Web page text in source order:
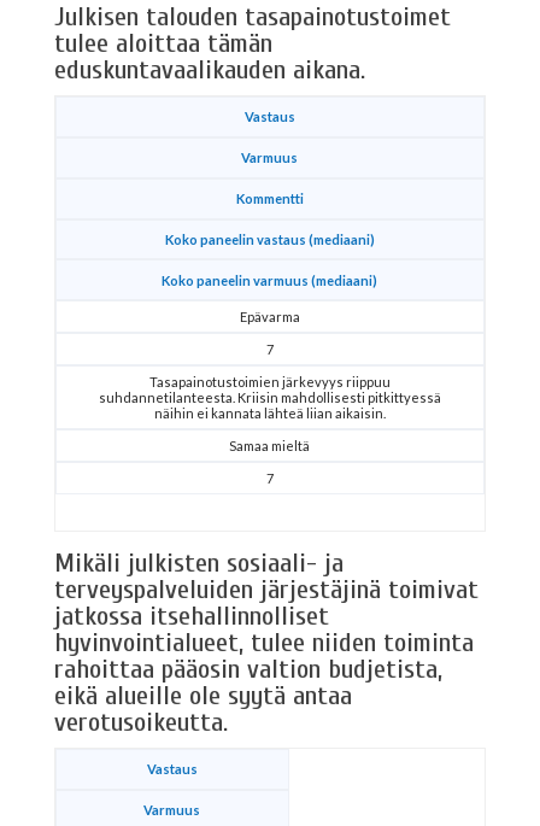
Julkisen talouden tasapainotustoimet
tulee aloittaa tämän
eduskuntavaalikauden aikana.
Vastaus
Varmuus
Kommentti
Koko paneelin vastaus (mediaani)
Koko paneelin varmuus (mediaani)
Epävarma
7
Tasapainotustoimien järkevyys riippuu
suhdannetilanteesta. Kriisin mahdollisesti pitkittyessä
näihin ei kannata lähteä liian aikaisin.
Samaa mieltä
7
Mikäli julkisten sosiaali- ja
terveyspalveluiden järjestäjinä toimivat
jatkossa itsehallinnolliset
hyvinvointialueet, tulee niiden toiminta
rahoittaa pääosin valtion budjetista,
eikä alueille ole syytä antaa
verotusoikeutta.
Vastaus
Varmuus